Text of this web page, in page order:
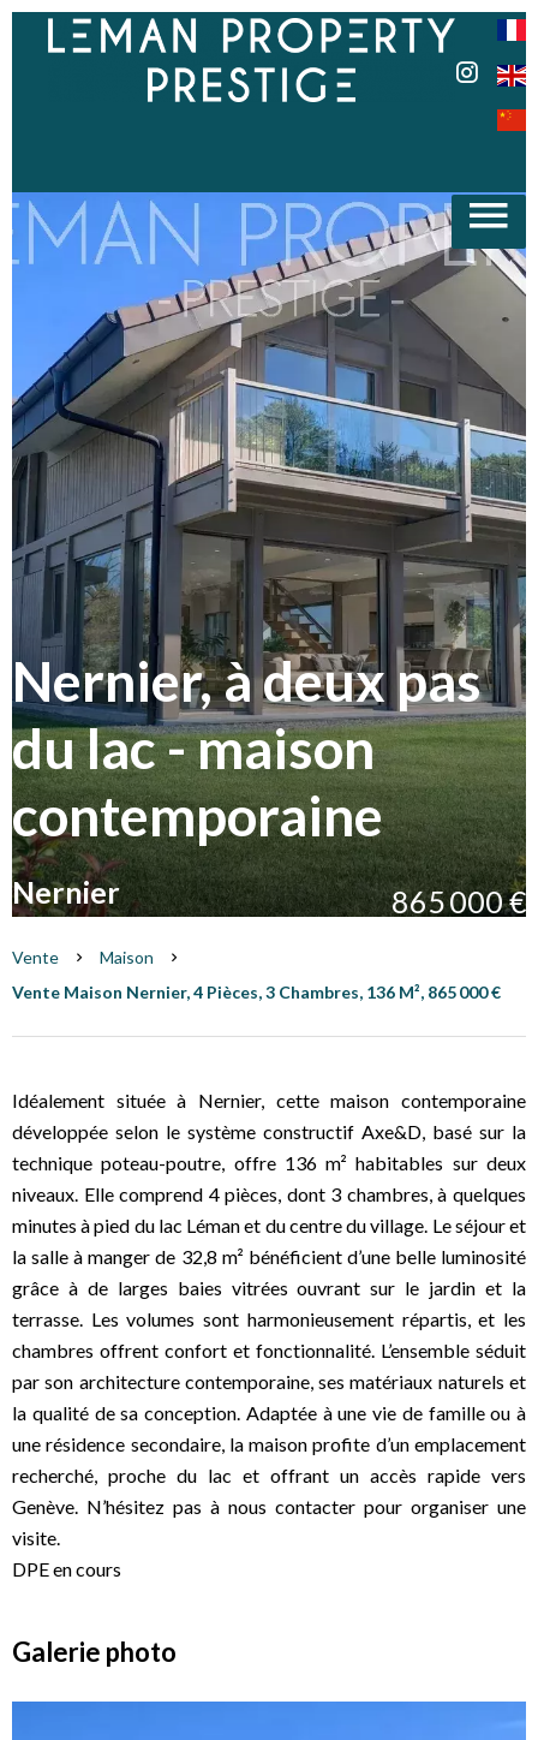
Nernier, à deux pas
du lac - maison
contemporaine
Nernier 865 000 €
Vente
Maison
Vente Maison Nernier, 4 Pièces, 3 Chambres, 136 M², 865 000 €
Idéalement située à Nernier, cette maison contemporaine
développée selon le système constructif Axe&D, basé sur la
technique poteau-poutre, offre 136 m² habitables sur deux
niveaux. Elle comprend 4 pièces, dont 3 chambres, à quelques
minutes à pied du lac Léman et du centre du village. Le séjour et
la salle à manger de 32,8 m² bénéficient d’une belle luminosité
grâce à de larges baies vitrées ouvrant sur le jardin et la
terrasse. Les volumes sont harmonieusement répartis, et les
chambres offrent confort et fonctionnalité. L’ensemble séduit
par son architecture contemporaine, ses matériaux naturels et
la qualité de sa conception. Adaptée à une vie de famille ou à
une résidence secondaire, la maison profite d’un emplacement
recherché, proche du lac et offrant un accès rapide vers
Genève. N’hésitez pas à nous contacter pour organiser une
visite.
DPE en cours
Galerie photo